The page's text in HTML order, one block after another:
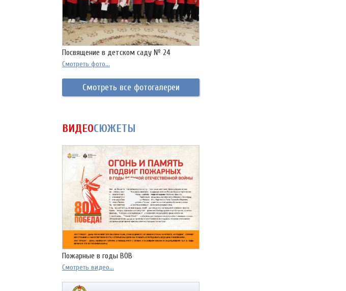
Посвящение в детском саду № 24
Смотреть фото...
Смотреть все фотогалереи
ВИДЕОСЮЖЕТЫ
Пожарные в годы ВОВ
Смотреть видео...